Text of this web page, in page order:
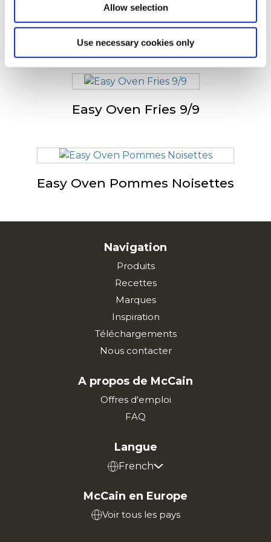
Allow selection
Use necessary cookies only
Easy Oven Fries 9/9
Easy Oven Pommes Noisettes
Navigation
Produits
Recettes
Marques
Inspiration
Téléchargements
Nous contacter
A propos de McCain
Offres d'emploi
FAQ
Langue
French
McCain en Europe
Voir tous les pays